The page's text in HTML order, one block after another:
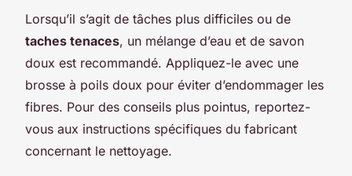
Lorsqu’il s’agit de tâches plus difficiles ou de
taches tenaces, un mélange d’eau et de savon
doux est recommandé. Appliquez-le avec une
brosse à poils doux pour éviter d’endommager les
fibres. Pour des conseils plus pointus, reportez-
vous aux instructions spécifiques du fabricant
concernant le nettoyage.